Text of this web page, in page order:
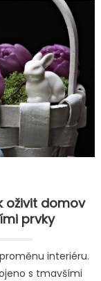
oživit domov
prvky
interiéru.
s tmavšími